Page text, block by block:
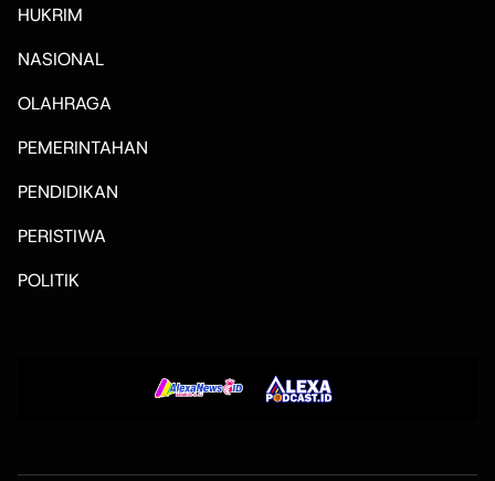
HUKRIM
NASIONAL
OLAHRAGA
PEMERINTAHAN
PENDIDIKAN
PERISTIWA
POLITIK